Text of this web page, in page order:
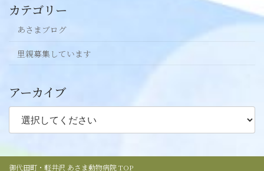
カテゴリー
あさまブログ
里親募集しています
アーカイブ
御代田町・軽井沢 あさま動物病院 TOP